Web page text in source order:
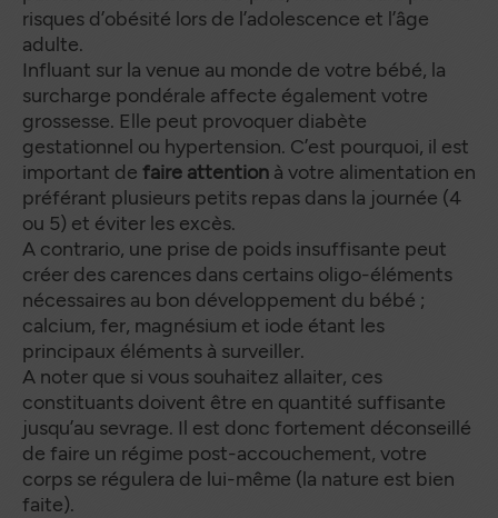
risques d’obésité lors de l’adolescence et l’âge
adulte.
Influant sur la venue au monde de votre bébé, la
surcharge pondérale affecte également votre
grossesse. Elle peut provoquer diabète
gestationnel ou hypertension. C’est pourquoi, il est
important de faire attention à votre alimentation en
préférant plusieurs petits repas dans la journée (4
ou 5) et éviter les excès.
A contrario, une prise de poids insuffisante peut
créer des carences dans certains oligo-éléments
nécessaires au bon développement du bébé ;
calcium, fer, magnésium et iode étant les
principaux éléments à surveiller.
A noter que si vous souhaitez allaiter, ces
constituants doivent être en quantité suffisante
jusqu’au sevrage. Il est donc fortement déconseillé
de faire un régime post-accouchement, votre
corps se régulera de lui-même (la nature est bien
faite).